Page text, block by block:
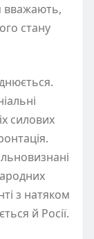
вважають,
стану
силових
з натяком
й Росії.